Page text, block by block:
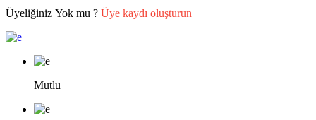
Üyeliğiniz Yok mu ? Üye kaydı oluşturun
Mutlu